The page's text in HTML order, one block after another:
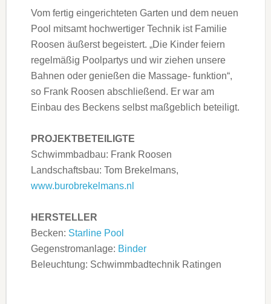
Vom fertig eingerichteten Garten und dem neuen
Pool mitsamt hochwertiger Technik ist Familie
Roosen äußerst begeistert. „Die Kinder feiern
regelmäßig Poolpartys und wir ziehen unsere
Bahnen oder genießen die Massage- funktion“,
so Frank Roosen abschließend. Er war am
Einbau des Beckens selbst maßgeblich beteiligt.
PROJEKTBETEILIGTE
Schwimmbadbau: Frank Roosen
Landschaftsbau: Tom Brekelmans,
www.burobrekelmans.nl
HERSTELLER
Becken: Starline Pool
Gegenstromanlage: Binder
Beleuchtung: Schwimmbadtechnik Ratingen